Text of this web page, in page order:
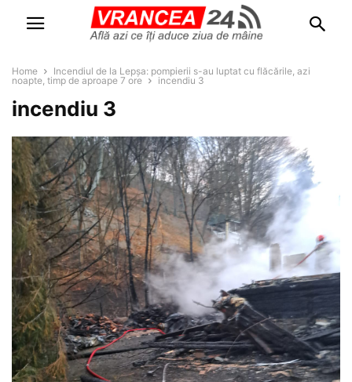
Home
Incendiul de la Lepșa: pompierii s-au luptat cu flăcările, azi
noapte, timp de aproape 7 ore
incendiu 3
incendiu 3